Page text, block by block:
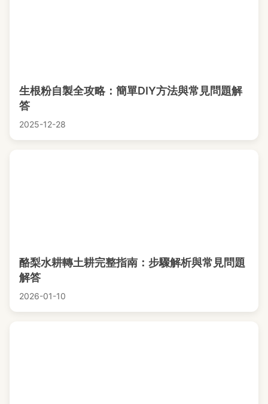
生根粉自製全攻略：簡單DIY方法與常見問題解
答
2025-12-28
酪梨水耕轉土耕完整指南：步驟解析與常見問題
解答
2026-01-10